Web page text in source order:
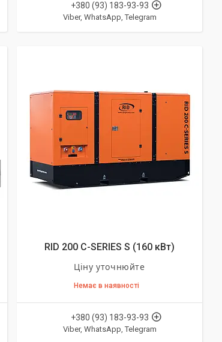
+380 (93) 183-93-93
Viber, WhatsApp, Telegram
RID 200 C-SERIES S (160 кВт)
Ціну уточнюйте
Немає в наявності
+380 (93) 183-93-93
Viber, WhatsApp, Telegram